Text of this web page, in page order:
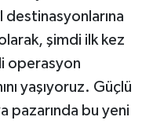
şimdi ilk kez
operasyon
yaşıyoruz. Güçlü
pazarında bu yeni